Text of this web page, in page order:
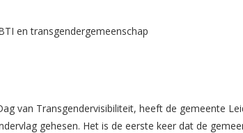
van Transgendervisibiliteit, heeft de gemeente
gehesen. Het is de eerste keer dat de